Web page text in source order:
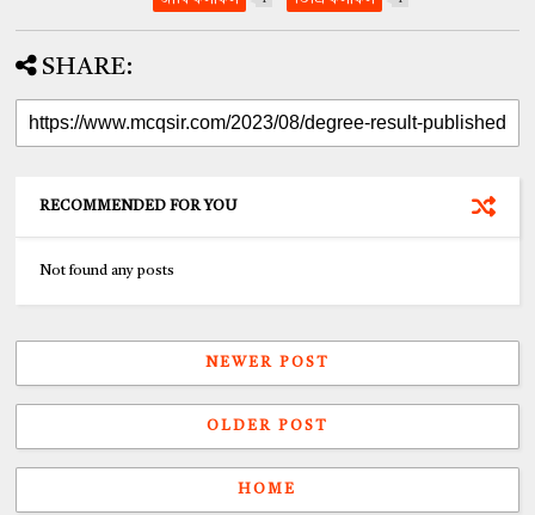
SHARE:
RECOMMENDED FOR YOU
Not found any posts
NEWER POST
OLDER POST
HOME